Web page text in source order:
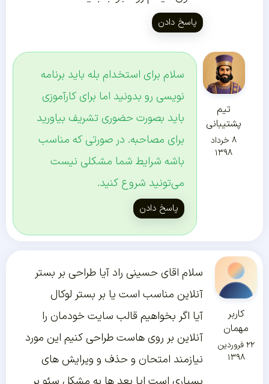
پاسخ دادن
تیم
پشتیبانی
۸ خرداد
۱۳۹۸
سلام برای استخدام بله باید برنامه
نویسی رو بدونید اما برای کارآموزی
باید بصورت حضوری تشریف بیاورید
برای مصاحبه. در صورتی که مناسب
باشه شرایط شما مشکلی نیست
می‌تونید شروع کنید.
پاسخ دادن
کاربر
مهمان
۲۲ فروردین
۱۳۹۸
سلام اقای حسینی راد آیا طراحی بر بستر
آنلاین مناسب است یا بر بستر لوکال
آیا اگر بخواهیم قالب سایت خودمان را
آنلاین بر روی هاست طراحی کنیم این مورد
نیازمند امتحان و حذف و ویرایش های